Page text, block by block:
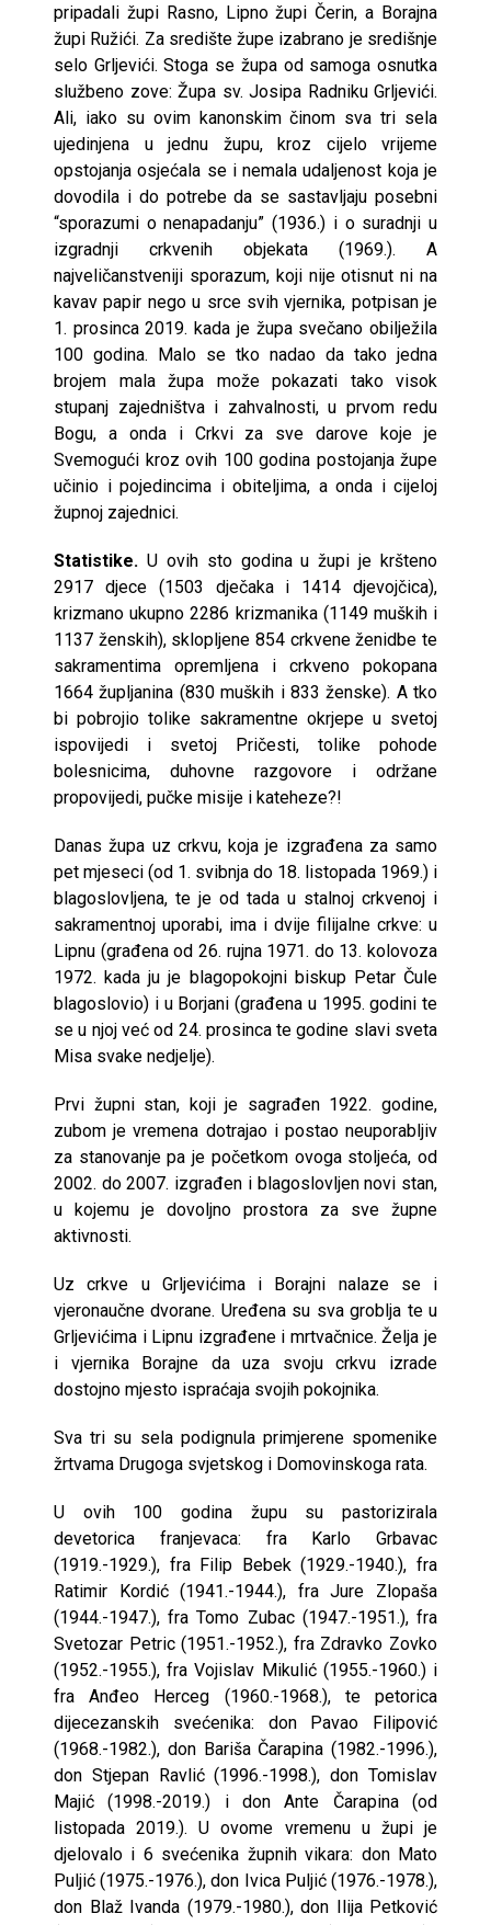
pripadali župi Rasno, Lipno župi Čerin, a Borajna
župi Ružići. Za središte župe izabrano je središnje
selo Grljevići. Stoga se župa od samoga osnutka
službeno zove: Župa sv. Josipa Radniku Grljevići.
Ali, iako su ovim kanonskim činom sva tri sela
ujedinjena u jednu župu, kroz cijelo vrijeme
opstojanja osjećala se i nemala udaljenost koja je
dovodila i do potrebe da se sastavljaju posebni
“sporazumi o nenapadanju” (1936.) i o suradnji u
izgradnji crkvenih objekata (1969.). A
najveličanstveniji sporazum, koji nije otisnut ni na
kavav papir nego u srce svih vjernika, potpisan je
1. prosinca 2019. kada je župa svečano obilježila
100 godina. Malo se tko nadao da tako jedna
brojem mala župa može pokazati tako visok
stupanj zajedništva i zahvalnosti, u prvom redu
Bogu, a onda i Crkvi za sve darove koje je
Svemogući kroz ovih 100 godina postojanja župe
učinio i pojedincima i obiteljima, a onda i cijeloj
župnoj zajednici.
Statistike. U ovih sto godina u župi je kršteno
2917 djece (1503 dječaka i 1414 djevojčica),
krizmano ukupno 2286 krizmanika (1149 muških i
1137 ženskih), sklopljene 854 crkvene ženidbe te
sakramentima opremljena i crkveno pokopana
1664 župljanina (830 muških i 833 ženske). A tko
bi pobrojio tolike sakramentne okrjepe u svetoj
ispovijedi i svetoj Pričesti, tolike pohode
bolesnicima, duhovne razgovore i održane
propovijedi, pučke misije i kateheze?!
Danas župa uz crkvu, koja je izgrađena za samo
pet mjeseci (od 1. svibnja do 18. listopada 1969.) i
blagoslovljena, te je od tada u stalnoj crkvenoj i
sakramentnoj uporabi, ima i dvije filijalne crkve: u
Lipnu (građena od 26. rujna 1971. do 13. kolovoza
1972. kada ju je blagopokojni biskup Petar Čule
blagoslovio) i u Borjani (građena u 1995. godini te
se u njoj već od 24. prosinca te godine slavi sveta
Misa svake nedjelje).
Prvi župni stan, koji je sagrađen 1922. godine,
zubom je vremena dotrajao i postao neuporabljiv
za stanovanje pa je početkom ovoga stoljeća, od
2002. do 2007. izgrađen i blagoslovljen novi stan,
u kojemu je dovoljno prostora za sve župne
aktivnosti.
Uz crkve u Grljevićima i Borajni nalaze se i
vjeronaučne dvorane. Uređena su sva groblja te u
Grljevićima i Lipnu izgrađene i mrtvačnice. Želja je
i vjernika Borajne da uza svoju crkvu izrade
dostojno mjesto ispraćaja svojih pokojnika.
Sva tri su sela podignula primjerene spomenike
žrtvama Drugoga svjetskog i Domovinskoga rata.
U ovih 100 godina župu su pastorizirala
devetorica franjevaca: fra Karlo Grbavac
(1919.-1929.), fra Filip Bebek (1929.-1940.), fra
Ratimir Kordić (1941.-1944.), fra Jure Zlopaša
(1944.-1947.), fra Tomo Zubac (1947.-1951.), fra
Svetozar Petric (1951.-1952.), fra Zdravko Zovko
(1952.-1955.), fra Vojislav Mikulić (1955.-1960.) i
fra Anđeo Herceg (1960.-1968.), te petorica
dijecezanskih svećenika: don Pavao Filipović
(1968.-1982.), don Bariša Čarapina (1982.-1996.),
don Stjepan Ravlić (1996.-1998.), don Tomislav
Majić (1998.-2019.) i don Ante Čarapina (od
listopada 2019.). U ovome vremenu u župi je
djelovalo i 6 svećenika župnih vikara: don Mato
Puljić (1975.-1976.), don Ivica Puljić (1976.-1978.),
don Blaž Ivanda (1979.-1980.), don Ilija Petković